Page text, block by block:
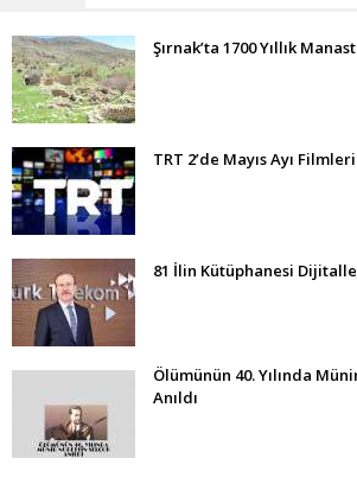
Şırnak’ta 1700 Yıllık
TRT 2’de Mayıs Ayı
81 İlin Kütüphanesi
Ölümünün 40. Yılında
Anıldı